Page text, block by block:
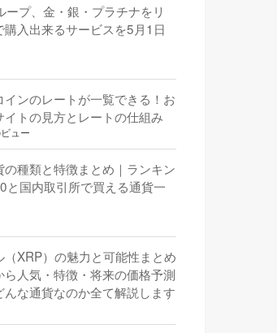
ープ、金・銀・プラチナをリ
購入出来るサービスを5月1日
インのレートが一覧できる！お
イトの見方とレートの仕組み
ュー
の種類と特徴まとめ｜ランキン
と国内取引所で買える通貨一
（XRP）の魅力と可能性まとめ
ら人気・特徴・将来の価格予測
な通貨なのか全て解説します